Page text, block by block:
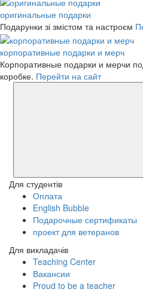
оригинальные подарки
Подарунки зі змістом та настроєм
корпоративные подарки и мерч
Корпоративные подарки и мерчи
коробке. Перейти на сайт
Для студентів
Оплата
English Bubble
Подарочные сертификаты
проект для ветеранов
Для викладачів
Teaching Center
Вакансии
Proud to be a teacher